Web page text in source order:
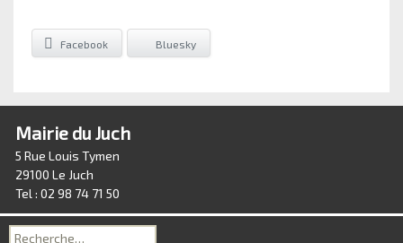
Facebook Bluesky
Mairie du Juch
5 Rue Louis Tymen
29100 Le Juch
Tel : 02 98 74 71 50
Recherche